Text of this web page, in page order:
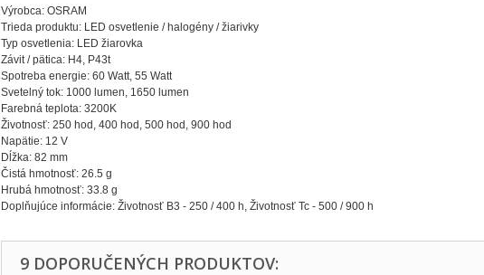
Výrobca: OSRAM
Trieda produktu: LED osvetlenie / halogény / žiarivky
Typ osvetlenia: LED žiarovka
Závit / pätica: H4, P43t
Spotreba energie: 60 Watt, 55 Watt
Svetelný tok: 1000 lumen, 1650 lumen
Farebná teplota: 3200K
Životnosť: 250 hod, 400 hod, 500 hod, 900 hod
Napätie: 12 V
Dĺžka: 82 mm
Čistá hmotnosť: 26.5 g
Hrubá hmotnosť: 33.8 g
Doplňujúce informácie: Životnosť B3 - 250 / 400 h, Životnosť Tc - 500 / 900 h
9 DOPORUČENÝCH PRODUKTOV: